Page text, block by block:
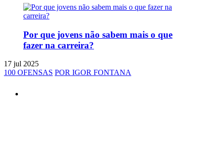
Por que jovens não sabem mais o que
fazer na carreira?
17 jul 2025
100 OFENSAS POR IGOR FONTANA